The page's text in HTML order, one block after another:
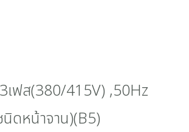
เฟส(380/415V) ,50Hz
ดหน้าจาน)(B5)